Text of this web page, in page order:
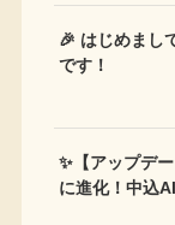
🎉 はじめまし
です！
✨【アップデ
に進化！中込